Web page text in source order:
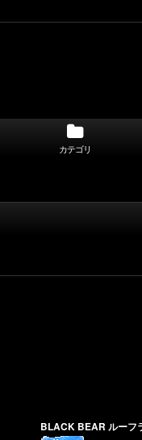
カテゴリ
BLACK BEAR ルーフ